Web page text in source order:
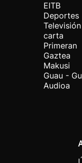
EITB
Deportes
carta
Primeran
Gaztea
Makusi
Guau -
Audioa